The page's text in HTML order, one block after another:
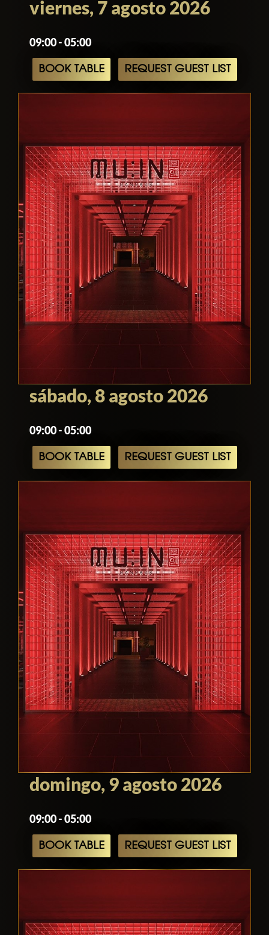
viernes, 7 agosto 2026
09:00 - 05:00
BOOK TABLE REQUEST GUEST LIST
sábado, 8 agosto 2026
09:00 - 05:00
BOOK TABLE REQUEST GUEST LIST
domingo, 9 agosto 2026
09:00 - 05:00
BOOK TABLE REQUEST GUEST LIST